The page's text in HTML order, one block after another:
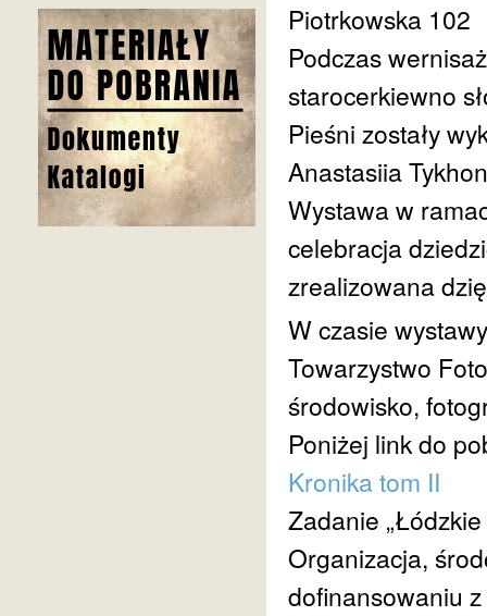
Piotrkowska 102
Podczas
starocerkiewno
Pieśni zostały
Anastasiia
Wystawa w
celebracja
zrealizowana
W czasie
Towarzystwo
środowisko,
Poniżej link do
Kronika tom II
Zadanie
Organizacja,
dofinansowaniu